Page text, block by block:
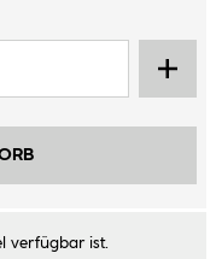
verfügbar ist.